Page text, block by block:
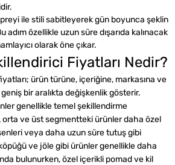
ile stili sabitleyerek gün boyunca şeklin
adım özellikle uzun süre dışarıda kalınacak
olarak öne çıkar.
Fiyatları Nedir?
ürün türüne, içeriğine, markasına ve
bir aralıkta değişkenlik gösterir.
genellikle temel şekillendirme
orta ve üst segmentteki ürünler daha özel
veya daha uzun süre tutuş gibi
ve jöle gibi ürünler genellikle daha
bulunurken, özel içerikli pomad ve kil